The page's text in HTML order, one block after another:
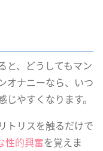
と、どうしてもマン
オナニーなら、いつ
やすくなります。
トリスを触るだけで
性的興奮を覚えま